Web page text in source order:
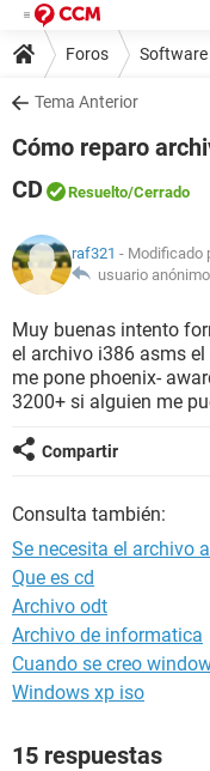
Foros Software
Tema Anterior
Cómo reparo
CD
Resuelto/Cerrado
raf321 - Modificado
usuario
Muy buenas intento
el archivo i386 asms
me pone phoenix-
3200+ si alguien me
Compartir
Consulta también:
Se necesita el archivo
Que es cd
Archivo odt
Archivo de informatica
Cuando se creo
Windows xp iso
15 respuestas